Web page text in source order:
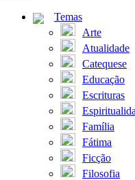
Temas
Arte
Atualidade
Catequese
Educação
Escrituras
Família
Fátima
Ficção
Filosofia